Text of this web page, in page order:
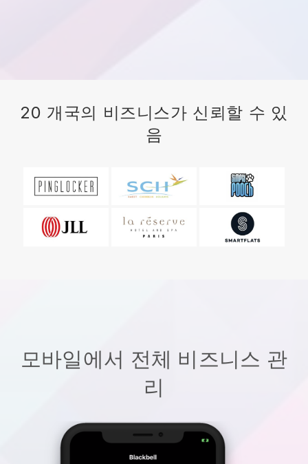
20 개국의 비즈니스가 신뢰할 수 있
음
모바일에서 전체 비즈니스 관
리